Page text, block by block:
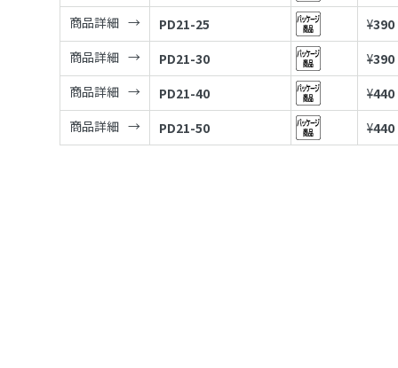
商品詳細
PD21-25 ¥390
商品詳細
PD21-30 ¥390
商品詳細
PD21-40 ¥440
商品詳細
PD21-50 ¥440